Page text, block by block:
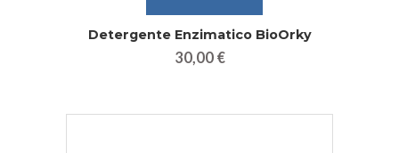
Detergente Enzimatico BioOrky
30,00 €